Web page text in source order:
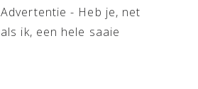
Advertentie - Heb je, net
als ik, een hele saaie